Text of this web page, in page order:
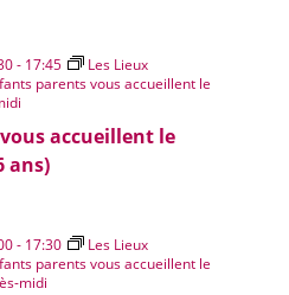
vous accueillent le
ans)
- 17:45
Les Lieux
parents vous accueillent le
- 17:30
Les Lieux
parents vous accueillent le
midi